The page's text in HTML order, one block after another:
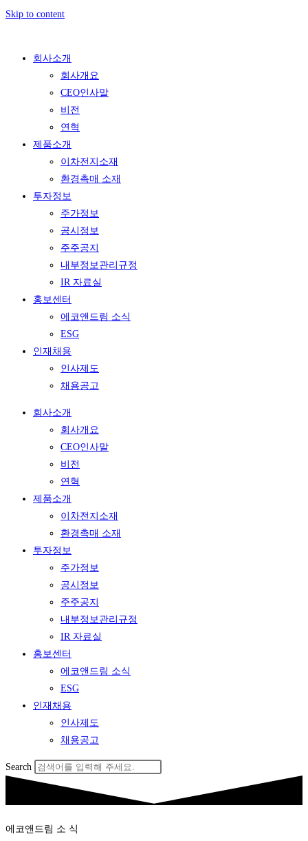
Skip to content
회사소개
회사개요
CEO인사말
비전
연혁
제품소개
이차전지소재
환경촉매 소재
투자정보
주가정보
공시정보
주주공지
내부정보관리규정
IR 자료실
홍보센터
에코앤드림 소식
ESG
인재채용
인사제도
채용공고
회사소개
회사개요
CEO인사말
비전
연혁
제품소개
이차전지소재
환경촉매 소재
투자정보
주가정보
공시정보
주주공지
내부정보관리규정
IR 자료실
홍보센터
에코앤드림 소식
ESG
인재채용
인사제도
채용공고
Search
에코앤드림 소 식